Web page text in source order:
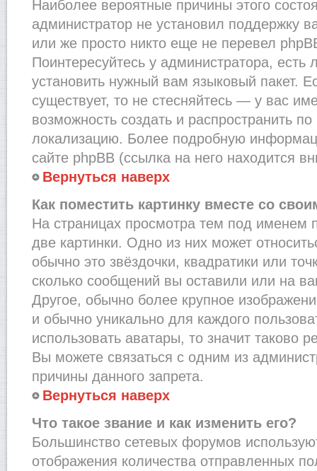
Наиболее вероятные причины этого
администратор не установил поддержку
или же просто никто еще не перевел
Поинтересуйтесь у администратора, есть
установить нужный вам языковый пакет.
существует, то не стесняйтесь — у вас
возможность создать и распространить
локализацию. Более подробную
сайте phpBB (ссылка на него находится
Вернуться наверх
Как поместить картинку вместе со
На страницах просмотра тем под именем
две картинки. Одно из них может
обычно это звёздочки, квадратики или
сколько сообщений вы оставили или на
Другое, обычно более крупное
и обычно уникально для каждого
использовать аватары, то значит таково
Вы можете связаться с одним из
причины данного запрета.
Вернуться наверх
Что такое звание и как изменить его?
Большинство сетевых форумов
отображения количества отправленных